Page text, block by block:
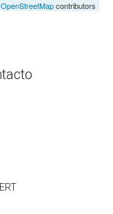
OpenStreetMapcontributors